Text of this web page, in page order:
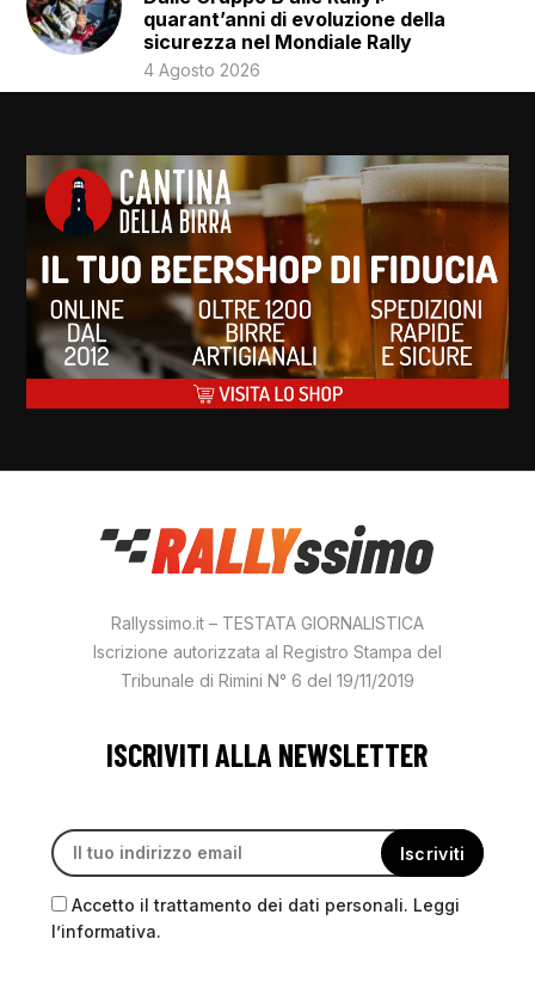
quarant’anni di evoluzione della
sicurezza nel Mondiale Rally
4 Agosto 2026
Rallyssimo.it – TESTATA GIORNALISTICA
Iscrizione autorizzata al Registro Stampa del
Tribunale di Rimini N° 6 del 19/11/2019
ISCRIVITI ALLA NEWSLETTER
Accetto il trattamento dei dati personali. Leggi
l’informativa.